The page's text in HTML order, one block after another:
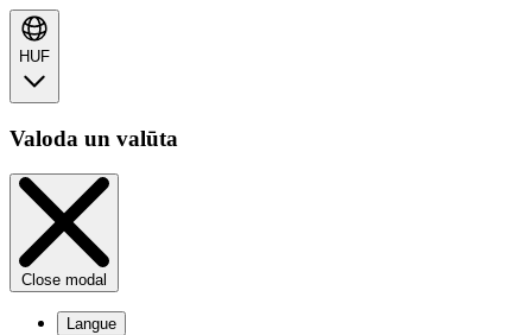
HUF
Valoda un valūta
Close modal
Langue